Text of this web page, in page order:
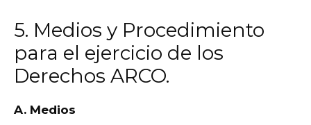
5. Medios y Procedimiento
para el ejercicio de los
Derechos ARCO.
A. Medios